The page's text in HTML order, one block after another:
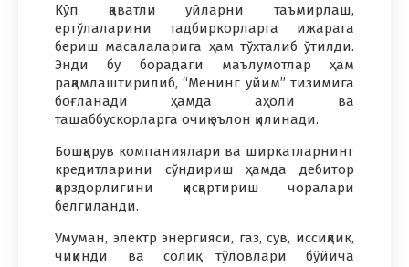
Кўп қаватли уйларни таъмирлаш,
ертўлаларини тадбиркорларга ижарага
бериш масалаларига ҳам тўхталиб ўтилди.
Энди бу борадаги маълумотлар ҳам
рақамлаштирилиб, “Менинг уйим” тизимига
боғланади ҳамда аҳоли ва
ташаббускорларга очиқ эълон қилинади.
Бошқарув компаниялари ва ширкатларнинг
кредитларини сўндириш ҳамда дебитор
қарздорлигини қисқартириш чоралари
белгиланди.
Умуман, электр энергияси, газ, сув, иссиқлик,
чиқинди ва солиқ тўловлари бўйича